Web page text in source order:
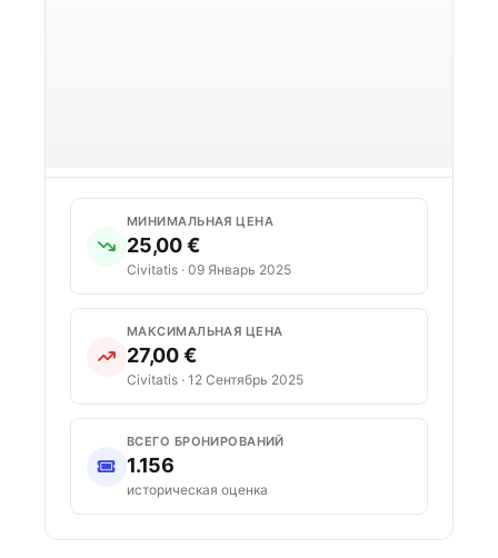
МИНИМАЛЬНАЯ ЦЕНА
25,00 €
Civitatis · 09 Январь 2025
МАКСИМАЛЬНАЯ ЦЕНА
27,00 €
Civitatis · 12 Сентябрь 2025
ВСЕГО БРОНИРОВАНИЙ
1.156
историческая оценка